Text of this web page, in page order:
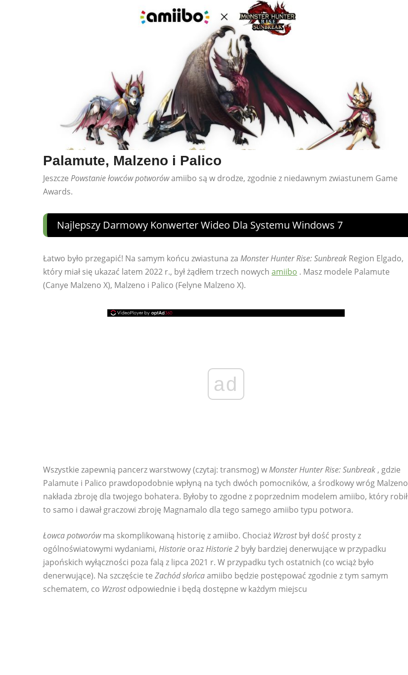
Palamute, Malzeno i Palico
Jeszcze Powstanie łowców potworówamiibo są w drodze, zgodnie z niedawnym zwiastunem Game
Awards.
Najlepszy Darmowy Konwerter Wideo Dla Systemu Windows 7
Łatwo było przegapić! Na samym końcu zwiastuna za Monster Hunter Rise: Sunbreak Region Elgado,
który miał się ukazać latem 2022 r., był żądłem trzech nowych amiibo . Masz modele Palamute
(Canye Malzeno X), Malzeno i Palico (Felyne Malzeno X).
ad
Wszystkie zapewnią pancerz warstwowy (czytaj: transmog) wMonster Hunter Rise: Sunbreak , gdzie
Palamute i Palico prawdopodobnie wpłyną na tych dwóch pomocników, a środkowy wróg Malzeno
nakłada zbroję dla twojego bohatera. Byłoby to zgodne z poprzednim modelem amiibo, który robił
to samo i dawał graczowi zbroję Magnamalo dla tego samego amiibo typu potwora.
Łowca potworówma skomplikowaną historię z amiibo. Chociaż Wzrostbył dość prosty z
ogólnoświatowymi wydaniami, Historie orazHistorie 2 były bardziej denerwujące w przypadku
japońskich wyłączności poza falą z lipca 2021 r. W przypadku tych ostatnich (co wciąż było
denerwujące). Na szczęście te Zachód słońcaamiibo będzie postępować zgodnie z tym samym
schematem, co Wzrostodpowiednie i będą dostępne w każdym miejscu